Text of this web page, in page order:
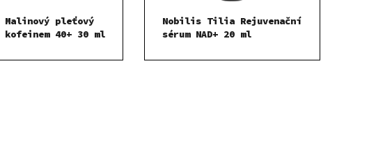
Malinový pleťový
kofeinem 40+ 30 ml
Nobilis Tilia Rejuvenační
sérum NAD+ 20 ml